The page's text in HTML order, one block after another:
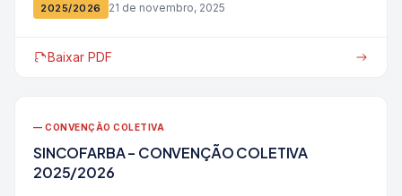
2025/2026 21 de novembro, 2025
Baixar PDF
— CONVENÇÃO COLETIVA
SINCOFARBA – CONVENÇÃO COLETIVA
2025/2026